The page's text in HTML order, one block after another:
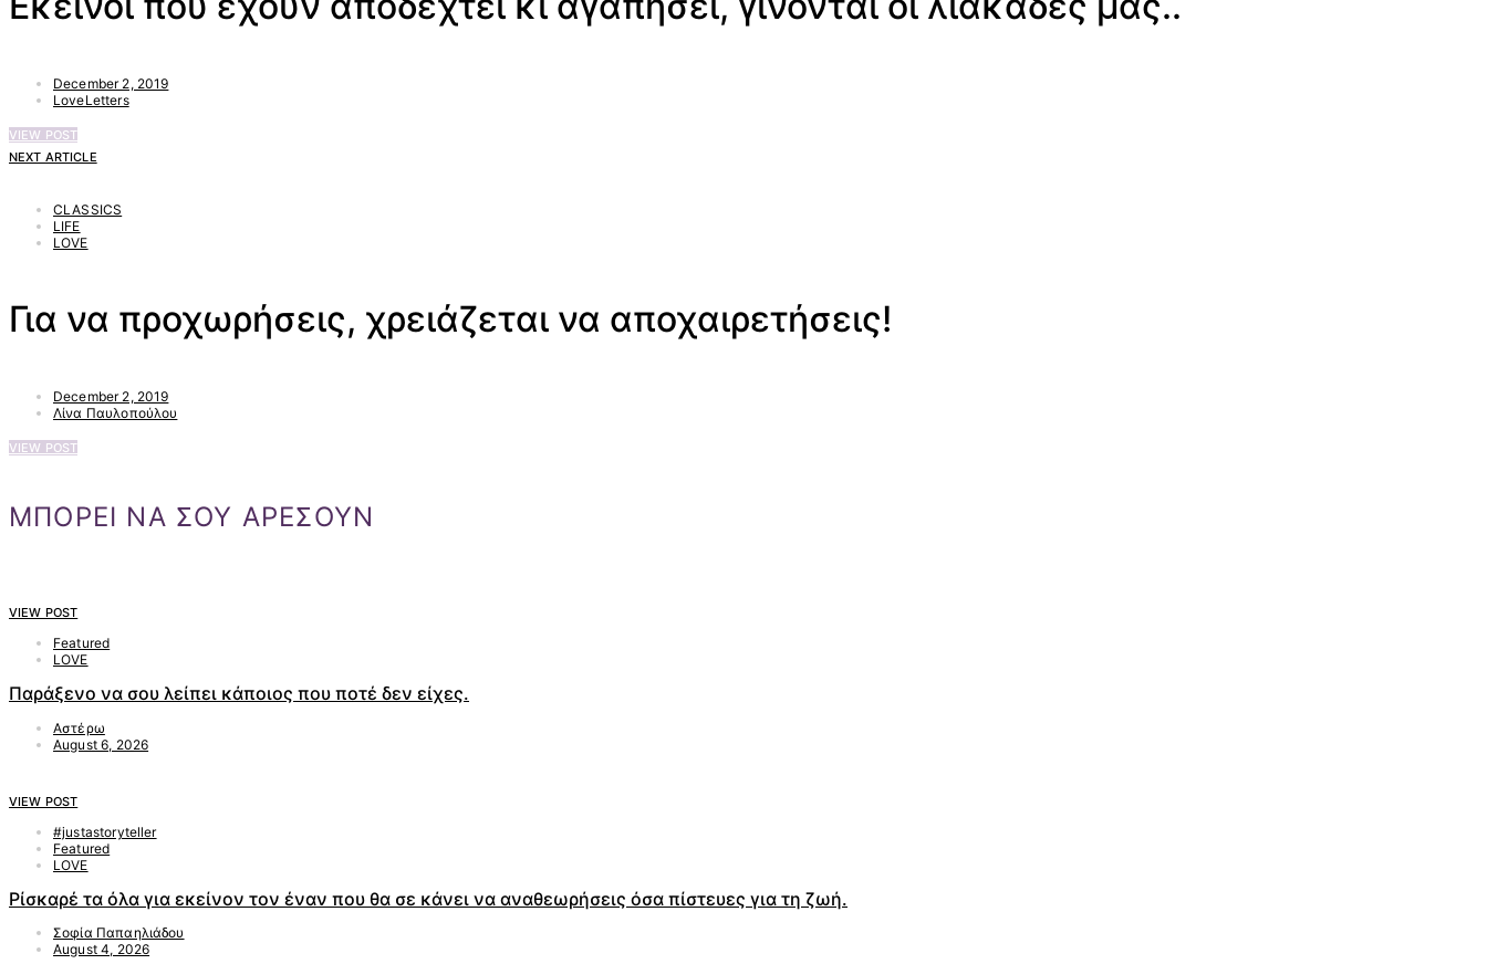
December 2, 2019
LoveLetters
VIEW POST
NEXT ARTICLE
CLASSICS
LIFE
LOVE
Για να προχωρήσεις, χρειάζεται να αποχαιρετήσεις!
December 2, 2019
Λίνα Παυλοπούλου
VIEW POST
ΜΠΟΡΕΙ ΝΑ ΣΟΥ ΑΡΕΣΟΥΝ
VIEW POST
Featured
LOVE
Παράξενο να σου λείπει κάποιος που ποτέ δεν είχες.
Αστέρω
August 6, 2026
VIEW POST
#justastoryteller
Featured
LOVE
Ρίσκαρέ τα όλα για εκείνον τον έναν που θα σε κάνει να αναθεωρήσεις όσα πίστευες για τη ζωή.
Σοφία Παπαηλιάδου
August 4, 2026